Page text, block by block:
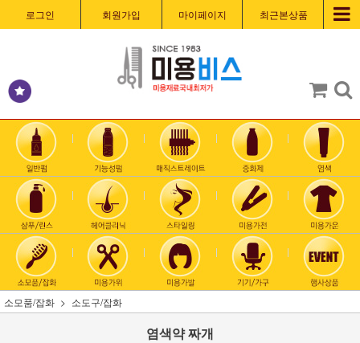
로그인 회원가입 마이페이지 최근본상품
소모품/잡화 소도구/잡화
염색약 짜개